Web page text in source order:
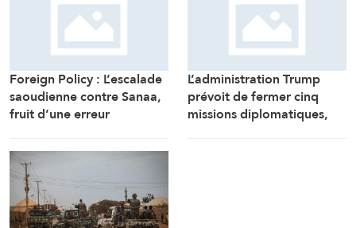
Foreign Policy : L’escalade
saoudienne contre Sanaa,
d’appréciation
L’administration Trump
prévoit de fermer cinq
missions diplomatiques,